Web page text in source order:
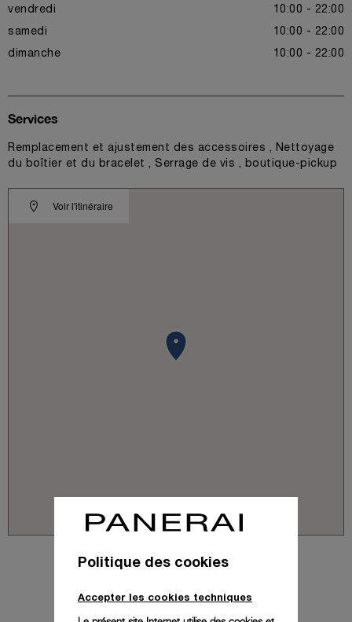
vendredi 10:00 - 22:00
samedi 10:00 - 22:00
dimanche 10:00 - 22:00
Voir l'itinéraire
Services
Remplacement et ajustement des accessoires , Nettoyage
du boîtier et du bracelet , Serrage de vis , boutique-pickup
Politique des cookies
Accepter les cookies techniques